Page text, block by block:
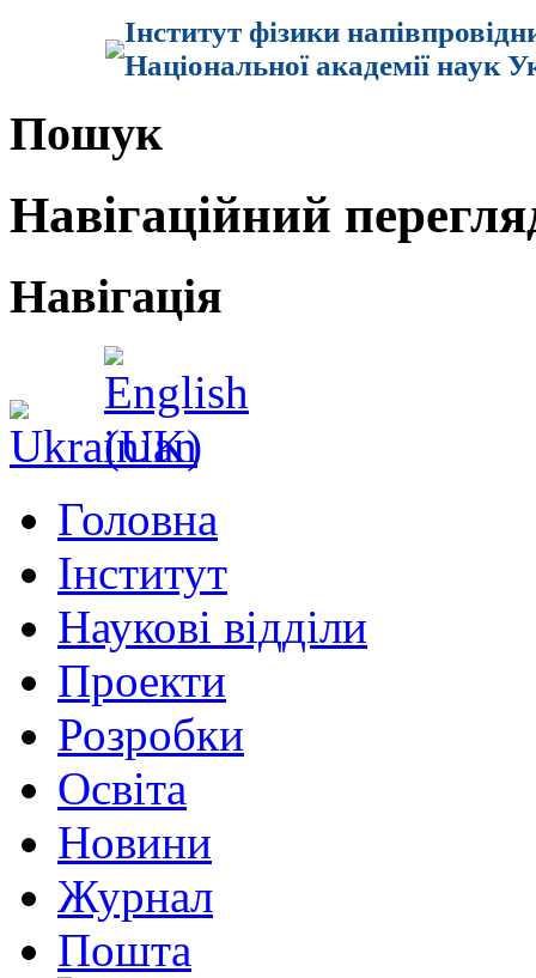
Інститут фізики
Національної академії наук
Пошук
Навігаційний
Навігація
Головна
Інститут
Наукові відділи
Проекти
Розробки
Освіта
Новини
Журнал
Пошта